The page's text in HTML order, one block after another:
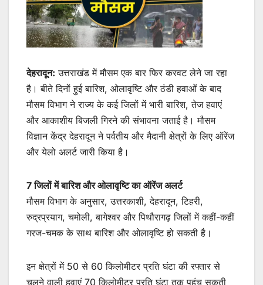
देहरादून: उत्तराखंड में मौसम एक बार फिर करवट लेने जा रहा
है। बीते दिनों हुई बारिश, ओलावृष्टि और ठंडी हवाओं के बाद
मौसम विभाग ने राज्य के कई जिलों में भारी बारिश, तेज हवाएं
और आकाशीय बिजली गिरने की संभावना जताई है। मौसम
विज्ञान केंद्र देहरादून ने पर्वतीय और मैदानी क्षेत्रों के लिए ऑरेंज
और येलो अलर्ट जारी किया है।
7 जिलों में बारिश और ओलावृष्टि का ऑरेंज अलर्ट
मौसम विभाग के अनुसार, उत्तरकाशी, देहरादून, टिहरी,
रुद्रप्रयाग, चमोली, बागेश्वर और पिथौरागढ़ जिलों में कहीं-कहीं
गरज-चमक के साथ बारिश और ओलावृष्टि हो सकती है।
इन क्षेत्रों में 50 से 60 किलोमीटर प्रति घंटा की रफ्तार से
चलने वाली हवाएं 70 किलोमीटर प्रति घंटा तक पहुंच सकती